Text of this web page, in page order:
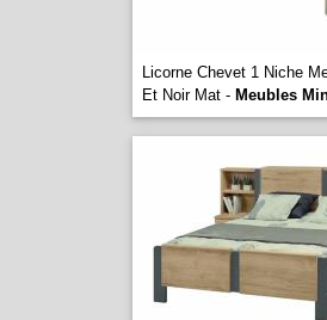
Licorne Chevet 1 Niche
Et Noir Mat - Meubles